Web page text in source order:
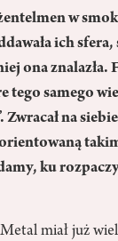
w
ich sfera,
ona znalazła.
tego samego
na
ku
miał już